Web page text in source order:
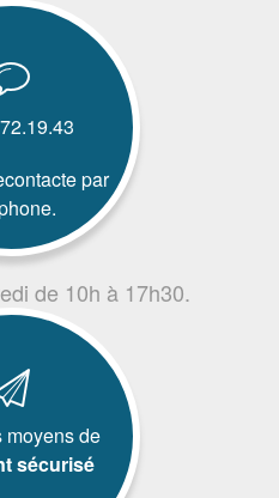
par
de 10h à 17h30.
moyens de
sécurisé